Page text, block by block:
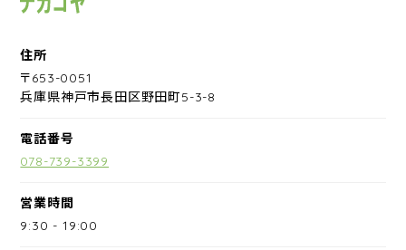
住所
〒653-0051
兵庫県神戸市長田区野田町5-3-8
電話番号
078-739-3399
営業時間
9:30 -19:00